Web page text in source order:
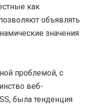
как
объявлять
значения
проблемой, с
веб-
была тенденция